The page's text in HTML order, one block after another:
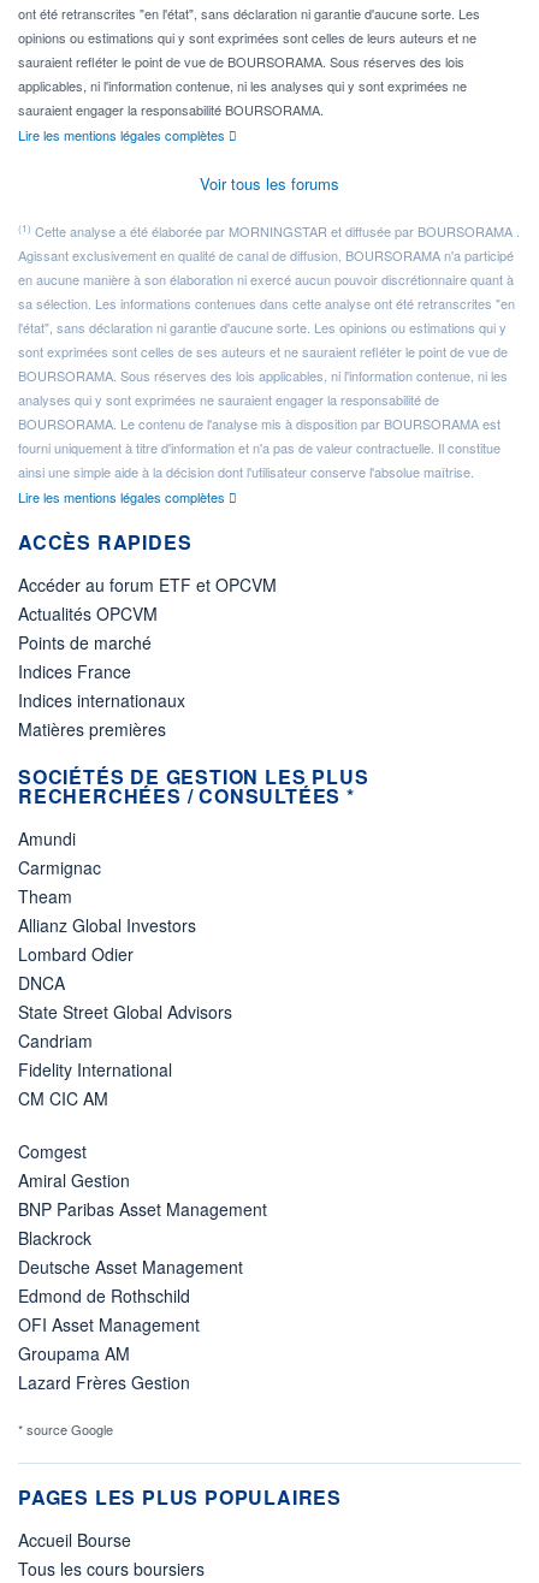
ont été retranscrites "en l'état", sans déclaration ni garantie d'aucune sorte. Les
opinions ou estimations qui y sont exprimées sont celles de leurs auteurs et ne
sauraient refléter le point de vue de BOURSORAMA. Sous réserves des lois
applicables, ni l'information contenue, ni les analyses qui y sont exprimées ne
sauraient engager la responsabilité BOURSORAMA.
Lire les mentions légales complètes
Voir tous les forums
(1) Cette analyse a été élaborée par MORNINGSTAR et diffusée par BOURSORAMA .
Agissant exclusivement en qualité de canal de diffusion, BOURSORAMA n'a participé
en aucune manière à son élaboration ni exercé aucun pouvoir discrétionnaire quant à
sa sélection. Les informations contenues dans cette analyse ont été retranscrites "en
l'état", sans déclaration ni garantie d'aucune sorte. Les opinions ou estimations qui y
sont exprimées sont celles de ses auteurs et ne sauraient refléter le point de vue de
BOURSORAMA. Sous réserves des lois applicables, ni l'information contenue, ni les
analyses qui y sont exprimées ne sauraient engager la responsabilité de
BOURSORAMA. Le contenu de l'analyse mis à disposition par BOURSORAMA est
fourni uniquement à titre d'information et n'a pas de valeur contractuelle. Il constitue
ainsi une simple aide à la décision dont l'utilisateur conserve l'absolue maîtrise.
Lire les mentions légales complètes
ACCÈS RAPIDES
Accéder au forum ETF et OPCVM
Actualités OPCVM
Points de marché
Indices France
Indices internationaux
Matières premières
SOCIÉTÉS DE GESTION LES PLUS
RECHERCHÉES / CONSULTÉES *
Amundi
Carmignac
Theam
Allianz Global Investors
Lombard Odier
DNCA
State Street Global Advisors
Candriam
Fidelity International
CM CIC AM
Comgest
Amiral Gestion
BNP Paribas Asset Management
Blackrock
Deutsche Asset Management
Edmond de Rothschild
OFI Asset Management
Groupama AM
Lazard Frères Gestion
* source Google
PAGES LES PLUS POPULAIRES
Accueil Bourse
Tous les cours boursiers